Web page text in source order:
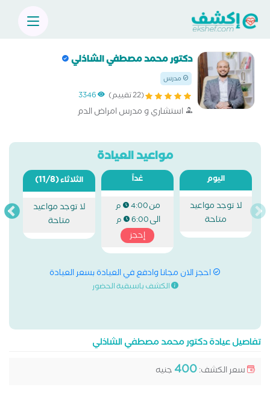
دكتور محمد مصطفي الشاذلي
مدرس
(22 تقييم) 3346
استشاري و مدرس امراض الدم
مواعيد العيادة
اليوم
لا توجد مواعيد
متاحة
غداً
من4:00 م
الى6:00 م
إحجز
الثلاثاء(11/8)
لا توجد مواعيد
متاحة
احجز الان مجانا وادفع في العيادة بسعر العيادة
الكشف باسبقية الحضور
تفاصيل عيادة دكتور محمد مصطفي الشاذلي
سعر الكشف:400 جنيه